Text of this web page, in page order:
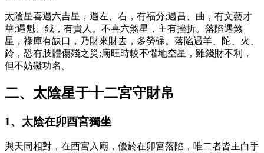
太陰星喜遇六吉星，遇左、右，有福分;遇昌、曲，有文藝才
華;遇魁、鉞，有貴人。不喜六煞星，主有挫折。落陷遇煞
星，祿庫有缺口，乃財來財去，多勞碌。落陷遇羊、陀、火、
鈴，恐有肢體傷殘之災;廟旺時較不懼地空星，雖錢財不利，
但不妨礙功名。
二、太陰星于十二宮守財帛
1、太陰在卯酉宮獨坐
與天同相對，在酉宮入廟，優於在卯宮落陷，唯二者皆主白手